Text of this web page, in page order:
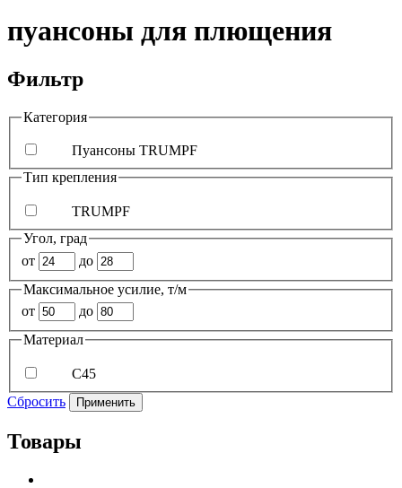
пуансоны для плющения
Фильтр
Категория
Пуансоны TRUMPF
Тип крепления
TRUMPF
Угол, град
от
до
Максимальное усилие, т/м
от
до
Материал
C45
Сбросить
Применить
Товары